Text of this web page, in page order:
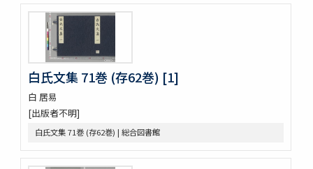
新刻増校切用正音郷談雜字大全 2巻 (存1巻)
黍稷稲粱辧
松の落葉 (存4巻)
節用集 2巻
倭意三百首
字鏡集 20巻
愚管鈔 7巻
尚書 13巻
懐風藻
白氏文集 71巻 (存62巻) [1]
白 居易
[出版者不明]
白氏文集 71巻 (存62巻) | 総合図書館